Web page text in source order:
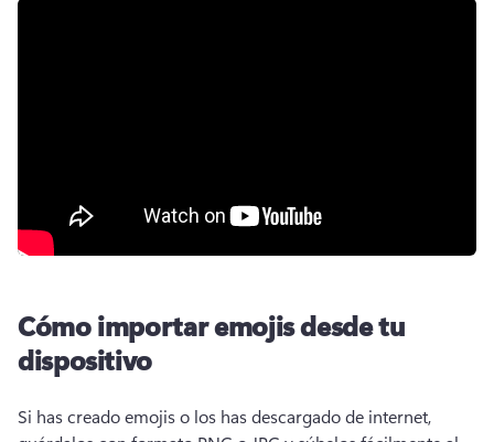
Cómo importar emojis desde tu
dispositivo
Si has creado emojis o los has descargado de internet,